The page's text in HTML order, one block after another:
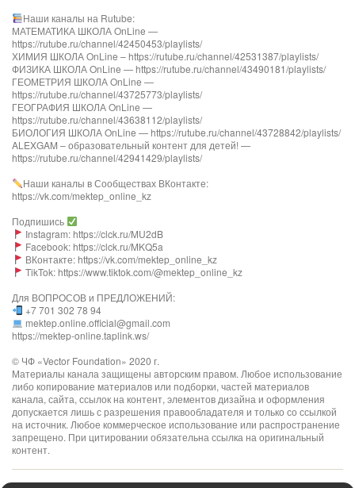
Наши каналы на Rutube:
МАТЕМАТИКА ШКОЛА OnLine —
https://rutube.ru/channel/42450453/playlists/
ХИМИЯ ШКОЛА OnLine – https://rutube.ru/channel/42531387/playlists/
ФИЗИКА ШКОЛА OnLine — https://rutube.ru/channel/43490181/playlists/
ГЕОМЕТРИЯ ШКОЛА OnLine —
https://rutube.ru/channel/43725773/playlists/
ГЕОГРАФИЯ ШКОЛА OnLine —
https://rutube.ru/channel/43638112/playlists/
БИОЛОГИЯ ШКОЛА OnLine — https://rutube.ru/channel/43728842/playlists/
ALEXGAM – образовательный контент для детей! —
https://rutube.ru/channel/42941429/playlists/
Наши каналы в Сообществах ВКонтакте:
https://vk.com/mektep_online_kz
Подпишись
Instagram: https://clck.ru/MU2dB
Facebook: https://clck.ru/MKQ5a
ВКонтакте: https://vk.com/mektep_online_kz
TikTok: https://www.tiktok.com/@mektep_online_kz
Для ВОПРОСОВ и ПРЕДЛОЖЕНИЙ:
+7 701 302 78 94
mektep.online.official@gmail.com
https://mektep-online.taplink.ws/
© ЧФ «Vector Foundation» 2020 г.
Материалы канала защищены авторским правом. Любое использование
либо копирование материалов или подборки, частей материалов
канала, сайта, ссылок на контент, элементов дизайна и оформления
допускается лишь с разрешения правообладателя и только со ссылкой
на источник. Любое коммерческое использование или распространение
запрещено. При цитировании обязательна ссылка на оригинальный
контент.